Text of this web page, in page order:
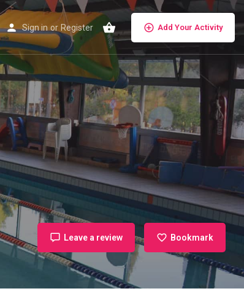
Sign in or Register Add Your Activity
Leave a review Bookmark